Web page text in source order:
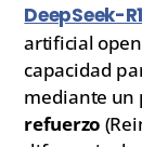
DeepSeek-R1
artificial
capacidad
mediante un
refuerzo